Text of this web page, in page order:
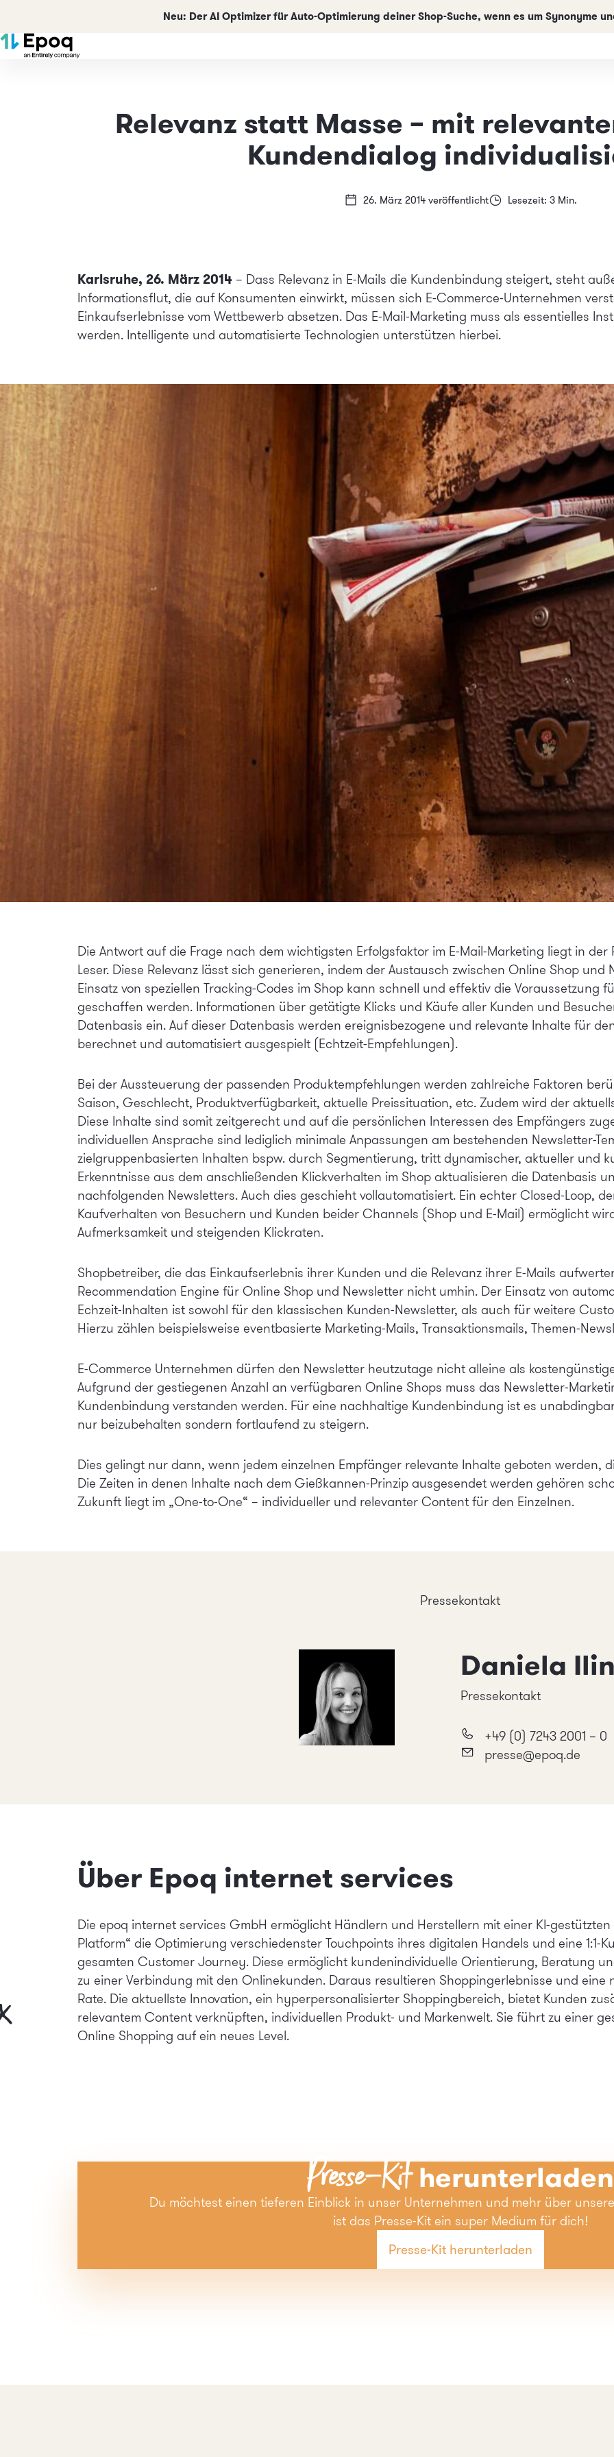
Neu: Der AI Optimizer für Auto-Optimierung deiner Shop-Suche, wenn es um Synonyme
Relevanz statt Masse – mit
Kundendialog
26. März 2014 veröffentlicht Lesezeit: 3 Min.
Karlsruhe, 26. März 2014 – Dass Relevanz in E-Mails die Kundenbindung steigert, steht
Informationsflut, die auf Konsumenten einwirkt, müssen sich E-Commerce-Unternehmen
Einkaufserlebnisse vom Wettbewerb absetzen. Das E-Mail-Marketing muss als essentielles
werden. Intelligente und automatisierte Technologien unterstützen hierbei.
Die Antwort auf die Frage nach dem wichtigsten Erfolgsfaktor im E-Mail-Marketing liegt in
Leser. Diese Relevanz lässt sich generieren, indem der Austausch zwischen Online Shop
Einsatz von speziellen Tracking-Codes im Shop kann schnell und effektiv die Voraussetzung
geschaffen werden. Informationen über getätigte Klicks und Käufe aller Kunden und
Datenbasis ein. Auf dieser Datenbasis werden ereignisbezogene und relevante Inhalte für
berechnet und automatisiert ausgespielt (Echtzeit-Empfehlungen).
Bei der Aussteuerung der passenden Produktempfehlungen werden zahlreiche Faktoren
Saison, Geschlecht, Produktverfügbarkeit, aktuelle Preissituation, etc. Zudem wird der
Diese Inhalte sind somit zeitgerecht und auf die persönlichen Interessen des Empfängers
individuellen Ansprache sind lediglich minimale Anpassungen am bestehenden Newsletter-
zielgruppenbasierten Inhalten bspw. durch Segmentierung, tritt dynamischer, aktueller und
Erkenntnisse aus dem anschließenden Klickverhalten im Shop aktualisieren die Datenbasis
nachfolgenden Newsletters. Auch dies geschieht vollautomatisiert. Ein echter Closed-Loop,
Kaufverhalten von Besuchern und Kunden beider Channels (Shop und E-Mail) ermöglicht
Aufmerksamkeit und steigenden Klickraten.
Shopbetreiber, die das Einkaufserlebnis ihrer Kunden und die Relevanz ihrer E-Mails
Recommendation Engine für Online Shop und Newsletter nicht umhin. Der Einsatz von
Echzeit-Inhalten ist sowohl für den klassischen Kunden-Newsletter, als auch für weitere
Hierzu zählen beispielsweise eventbasierte Marketing-Mails, Transaktionsmails, Themen-
E-Commerce Unternehmen dürfen den Newsletter heutzutage nicht alleine als
Aufgrund der gestiegenen Anzahl an verfügbaren Online Shops muss das Newsletter-
Kundenbindung verstanden werden. Für eine nachhaltige Kundenbindung ist es
nur beizubehalten sondern fortlaufend zu steigern.
Dies gelingt nur dann, wenn jedem einzelnen Empfänger relevante Inhalte geboten werden,
Die Zeiten in denen Inhalte nach dem Gießkannen-Prinzip ausgesendet werden gehören
Zukunft liegt im „One-to-One“ – individueller und relevanter Content für den Einzelnen.
Pressekontakt
Daniela
Pressekontakt
+49 (0) 7243 2001 – 0
presse@epoq.de
Über Epoq internet services
Die epoq internet services GmbH ermöglicht Händlern und Herstellern mit einer KI-gestützten
Platform“ die Optimierung verschiedenster Touchpoints ihres digitalen Handels und eine 1:1-
gesamten Customer Journey. Diese ermöglicht kundenindividuelle Orientierung, Beratung
zu einer Verbindung mit den Onlinekunden. Daraus resultieren Shoppingerlebnisse und
Rate. Die aktuellste Innovation, ein hyperpersonalisierter Shoppingbereich, bietet Kunden
relevantem Content verknüpften, individuellen Produkt- und Markenwelt. Sie führt zu einer
Online Shopping auf ein neues Level.
Presse-Kitherunterladen
Du möchtest einen tieferen Einblick in unser Unternehmen und mehr über
ist das Presse-Kit ein super Medium für dich!
Presse-Kit herunterladen